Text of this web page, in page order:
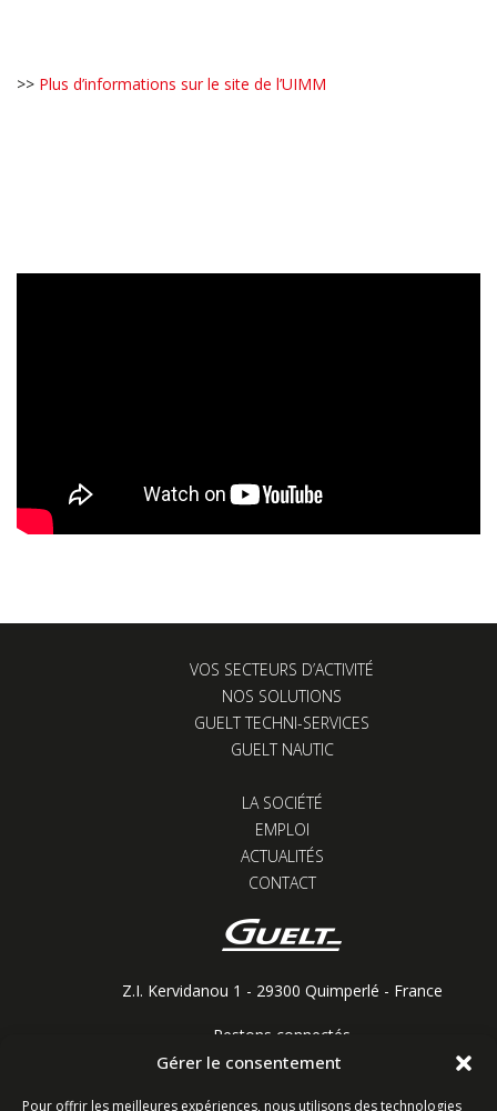
Gérer le consentement
Pour offrir les meilleures expériences, nous utilisons des technologies
>> Plus d’informations sur le site de l’UIMM
VOS SECTEURS D’ACTIVITÉ
NOS SOLUTIONS
GUELT TECHNI-SERVICES
GUELT NAUTIC
LA SOCIÉTÉ
EMPLOI
ACTUALITÉS
CONTACT
Z.I. Kervidanou 1 - 29300 Quimperlé - France
Restons connectés